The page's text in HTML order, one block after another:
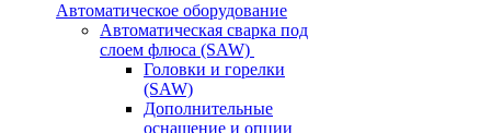
Автоматическое оборудование
Автоматическая сварка под
слоем флюса (SAW)
Головки и горелки
(SAW)
Дополнительные
оснащение и опции